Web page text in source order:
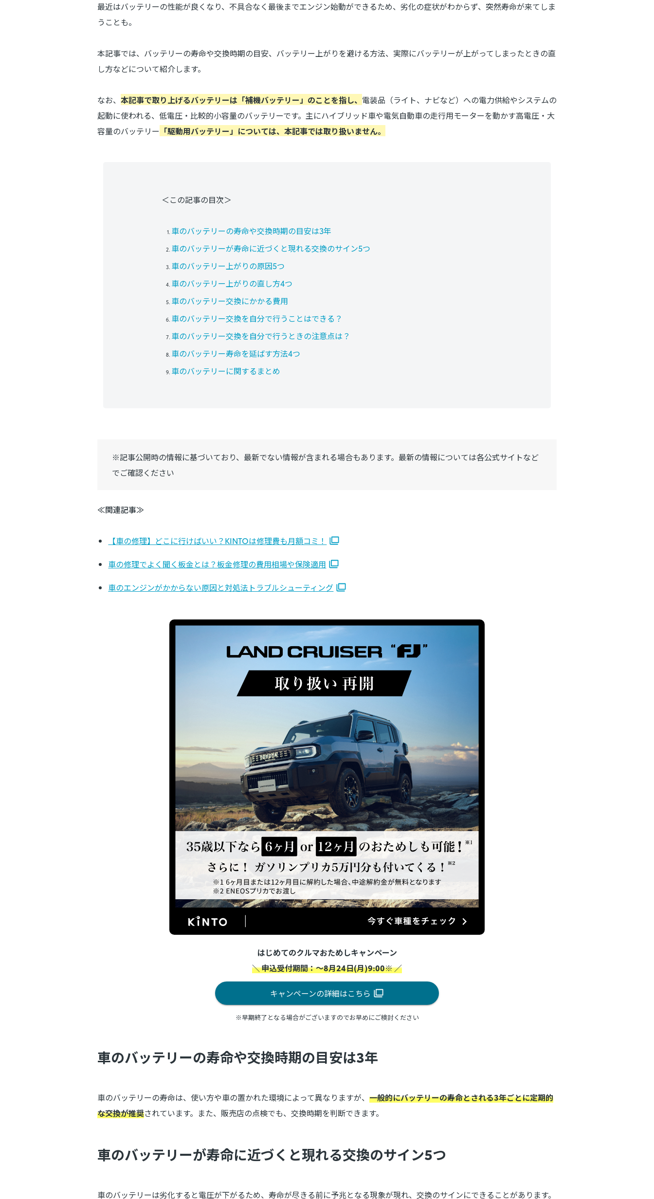
最近はバッテリーの性能が良くなり、不具合なく最後までエンジン始動ができるため、劣化の症状がわからず、突然寿命が来てしま
うことも。
本記事では、バッテリーの寿命や交換時期の目安、バッテリー上がりを避ける方法、実際にバッテリーが上がってしまったときの直
し方などについて紹介します。
なお、 本記事で取り上げるバッテリーは「補機バッテリー」のことを指し、 電装品（ライト、ナビなど）への電力供給やシステムの
起動に使われる、 低電圧・比較的小容量のバッテリーです。主にハイブリッド車や電気自動車の走行用モーターを動かす高電圧・大
容量のバッテリー 「駆動用バッテリー」については、本記事では取り扱いません。
＜この記事の目次＞
車のバッテリーの寿命や交換時期の目安は3年
車のバッテリーが寿命に近づくと現れる交換のサイン5つ
車のバッテリー上がりの原因5つ
車のバッテリー上がりの直し方4つ
車のバッテリー交換にかかる費用
車のバッテリー交換を自分で行うことはできる？
車のバッテリー交換を自分で行うときの注意点は？
車のバッテリー寿命を延ばす方法4つ
車のバッテリーに関するまとめ
※記事公開時の情報に基づいており、最新でない情報が含まれる場合もあります。最新の情報については各公式サイトなど
でご確認ください
≪関連記事≫
【車の修理】どこに行けばいい？KINTOは修理費も月額コミ！
車の修理でよく聞く板金とは？板金修理の費用相場や保険適用
車のエンジンがかからない原因と対処法トラブルシューティング
はじめてのクルマおためしキャンペーン
＼ 申込受付期間：～8月24日(月)9:00※ ／
キャンペーンの詳細はこちら
※早期終了となる場合がございますのでお早めにご検討ください
車のバッテリーの寿命や交換時期の目安は3年
車のバッテリーの寿命は、使い方や車の置かれた環境によって異なりますが、 一般的にバッテリーの寿命とされる3年ごとに定期的
な交換が推奨されています。また、販売店の点検でも、交換時期を判断できます。
車のバッテリーが寿命に近づくと現れる交換のサイン5つ
車のバッテリーは劣化すると電圧が下がるため、寿命が尽きる前に予兆となる現象が現れ、交換のサインにできることがあります。